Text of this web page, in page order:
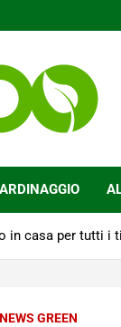
in casa per tutti i
NEWS GREEN